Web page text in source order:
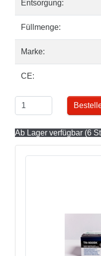
Entsorgung:
Füllmenge:
Marke:
CE:
Ab Lager verfügbar (6